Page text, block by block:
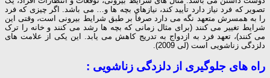
تصویر که فرد نیاز دارد تأیید کند، نیازهای بچه ها و… می باشد. اگر چیزی که فرد
را به همسرش متعهد نگه می دارد صرفاً بر طبق شرایط بیرونی است، وقتی این
شرایط تغییر می کنند (برای مثال زمانی که بچه ها رشد می کنند و خانه را ترک
می کنند)، تعهد فرد به ازدواج به تدریج کاهش می یابد. این یکی از علامت های
دلزدگی زناشویی است (لی 2009).
راه های جلوگیری از دلزدگی زناشویی :